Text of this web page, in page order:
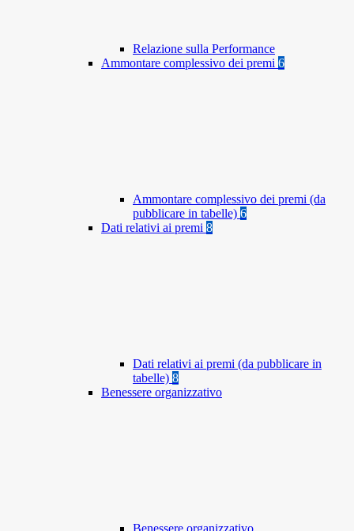
Relazione sulla Performance
Ammontare complessivo dei premi 6
Ammontare complessivo dei premi (da
pubblicare in tabelle) 6
Dati relativi ai premi 8
Dati relativi ai premi (da pubblicare in
tabelle) 8
Benessere organizzativo